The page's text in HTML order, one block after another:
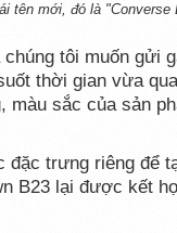
tên mới, đó là "Converse
tôi muốn gửi
thời gian vừa
màu sắc của sản
trưng riêng để
B23 lại được kết